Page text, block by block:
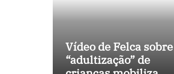
Vídeo de Felca sobre
“adultização” de